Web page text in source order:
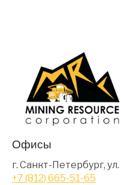
Офисы
г. Санкт-Петербург,
+7 (812) 665-51-65